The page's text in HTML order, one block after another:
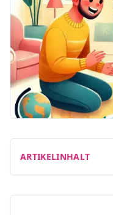
ARTIKELINHALT